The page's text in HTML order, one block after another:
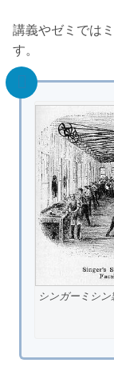
講義やゼミでは
す。
シンガーミシ